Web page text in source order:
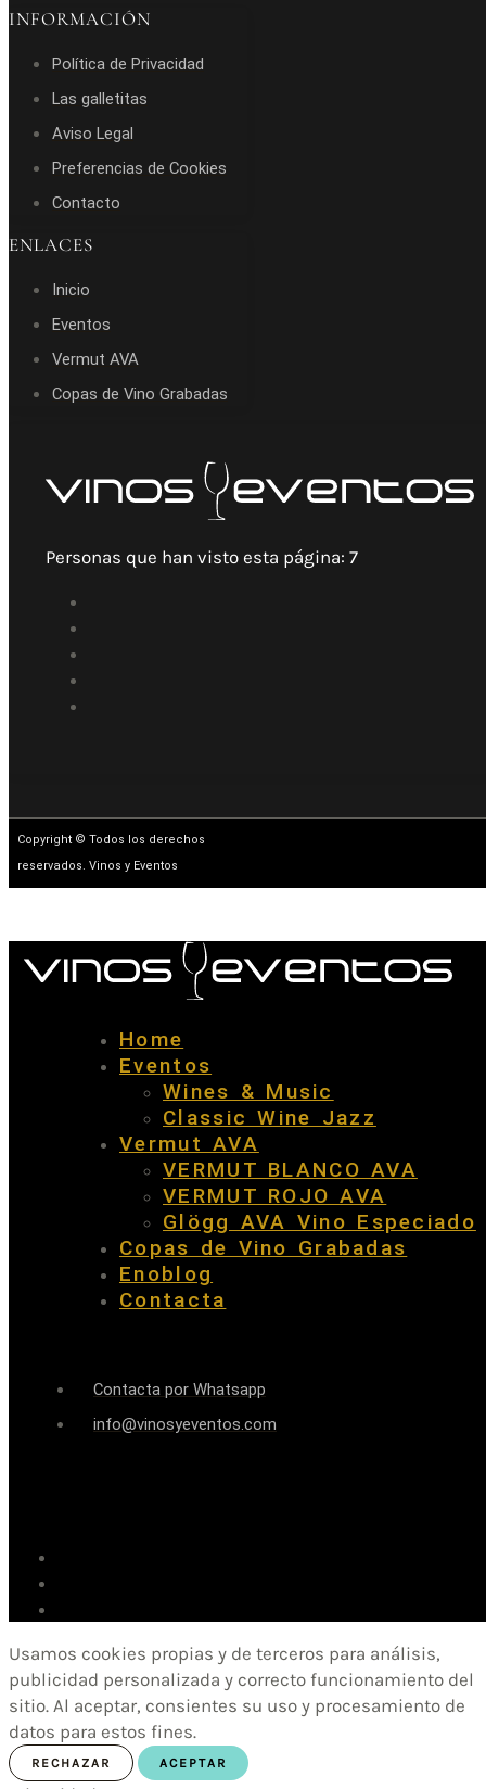
INFORMACIÓN
Política de Privacidad
Las galletitas
Aviso Legal
Preferencias de Cookies
Contacto
ENLACES
Inicio
Eventos
Vermut AVA
Copas de Vino Grabadas
Personas que han visto esta página: 7
Copyright © Todos los derechos
reservados. Vinos y Eventos
Home
Eventos
Wines & Music
Classic Wine Jazz
Vermut AVA
VERMUT BLANCO AVA
VERMUT ROJO AVA
Glögg AVA Vino Especiado
Copas de Vino Grabadas
Enoblog
Contacta
Contacta por Whatsapp
info@vinosyeventos.com
Usamos cookies propias y de terceros para análisis,
publicidad personalizada y correcto funcionamiento del
sitio. Al aceptar, consientes su uso y procesamiento de
datos para estos fines.
RECHAZAR ACEPTAR